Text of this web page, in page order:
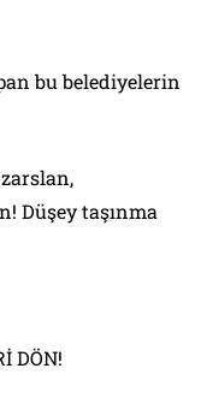
bu belediyelerin
Düşey taşınma
DÖN!